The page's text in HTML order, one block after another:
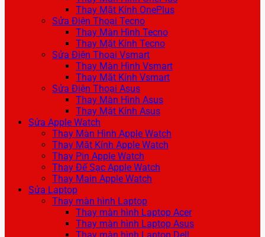
Thay Mặt Kính OnePlus
Sửa Điện Thoại Tecno
Thay Màn Hình Tecno
Thay Mặt Kính Tecno
Sửa Điện Thoại Vsmart
Thay Màn Hình Vsmart
Thay Mặt Kính Vsmart
Sửa Điện Thoại Asus
Thay Màn Hình Asus
Thay Mặt Kính Asus
Sửa Apple Watch
Thay Màn Hình Apple Watch
Thay Mặt Kính Apple Watch
Thay Pin Apple Watch
Thay Đế Sạc Apple Watch
Thay Main Apple Watch
Sửa Laptop
Thay màn hình Laptop
Thay màn hình Laptop Acer
Thay màn hình Laptop Asus